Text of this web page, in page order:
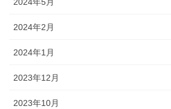
2024年5月
2024年2月
2024年1月
2023年12月
2023年10月